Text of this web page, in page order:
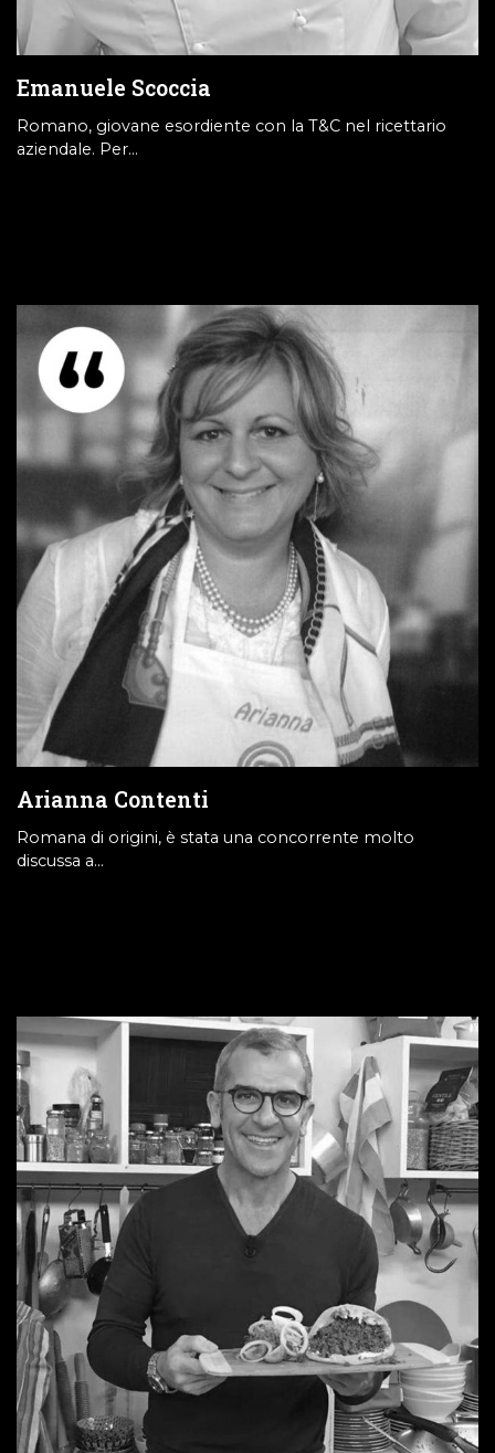
Emanuele Scoccia
Romano, giovane esordiente con la T&C nel ricettario
aziendale. Per…
Arianna Contenti
Romana di origini, è stata una concorrente molto
discussa a…